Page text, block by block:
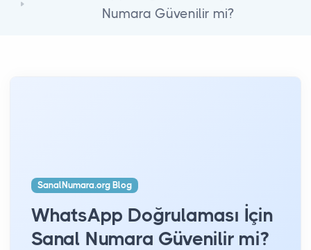
Numara Güvenilir mi?
SanalNumara.org Blog
WhatsApp Doğrulaması İçin
Sanal Numara Güvenilir mi?